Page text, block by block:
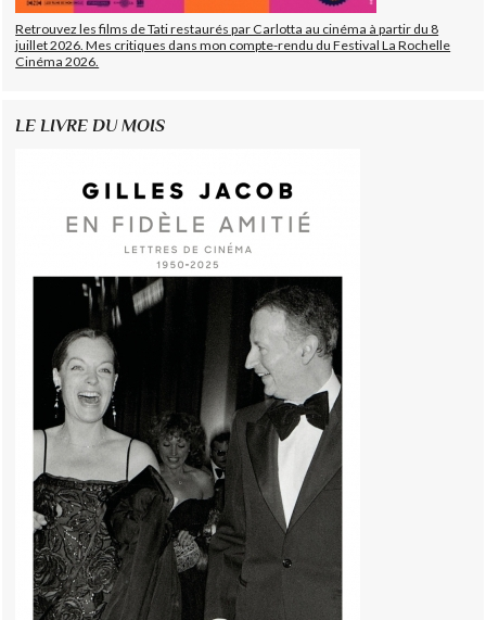
Retrouvez les films de Tati restaurés par Carlotta au cinéma à partir du 8
juillet 2026. Mes critiques dans mon compte-rendu du Festival La Rochelle
Cinéma 2026.
LE LIVRE DU MOIS